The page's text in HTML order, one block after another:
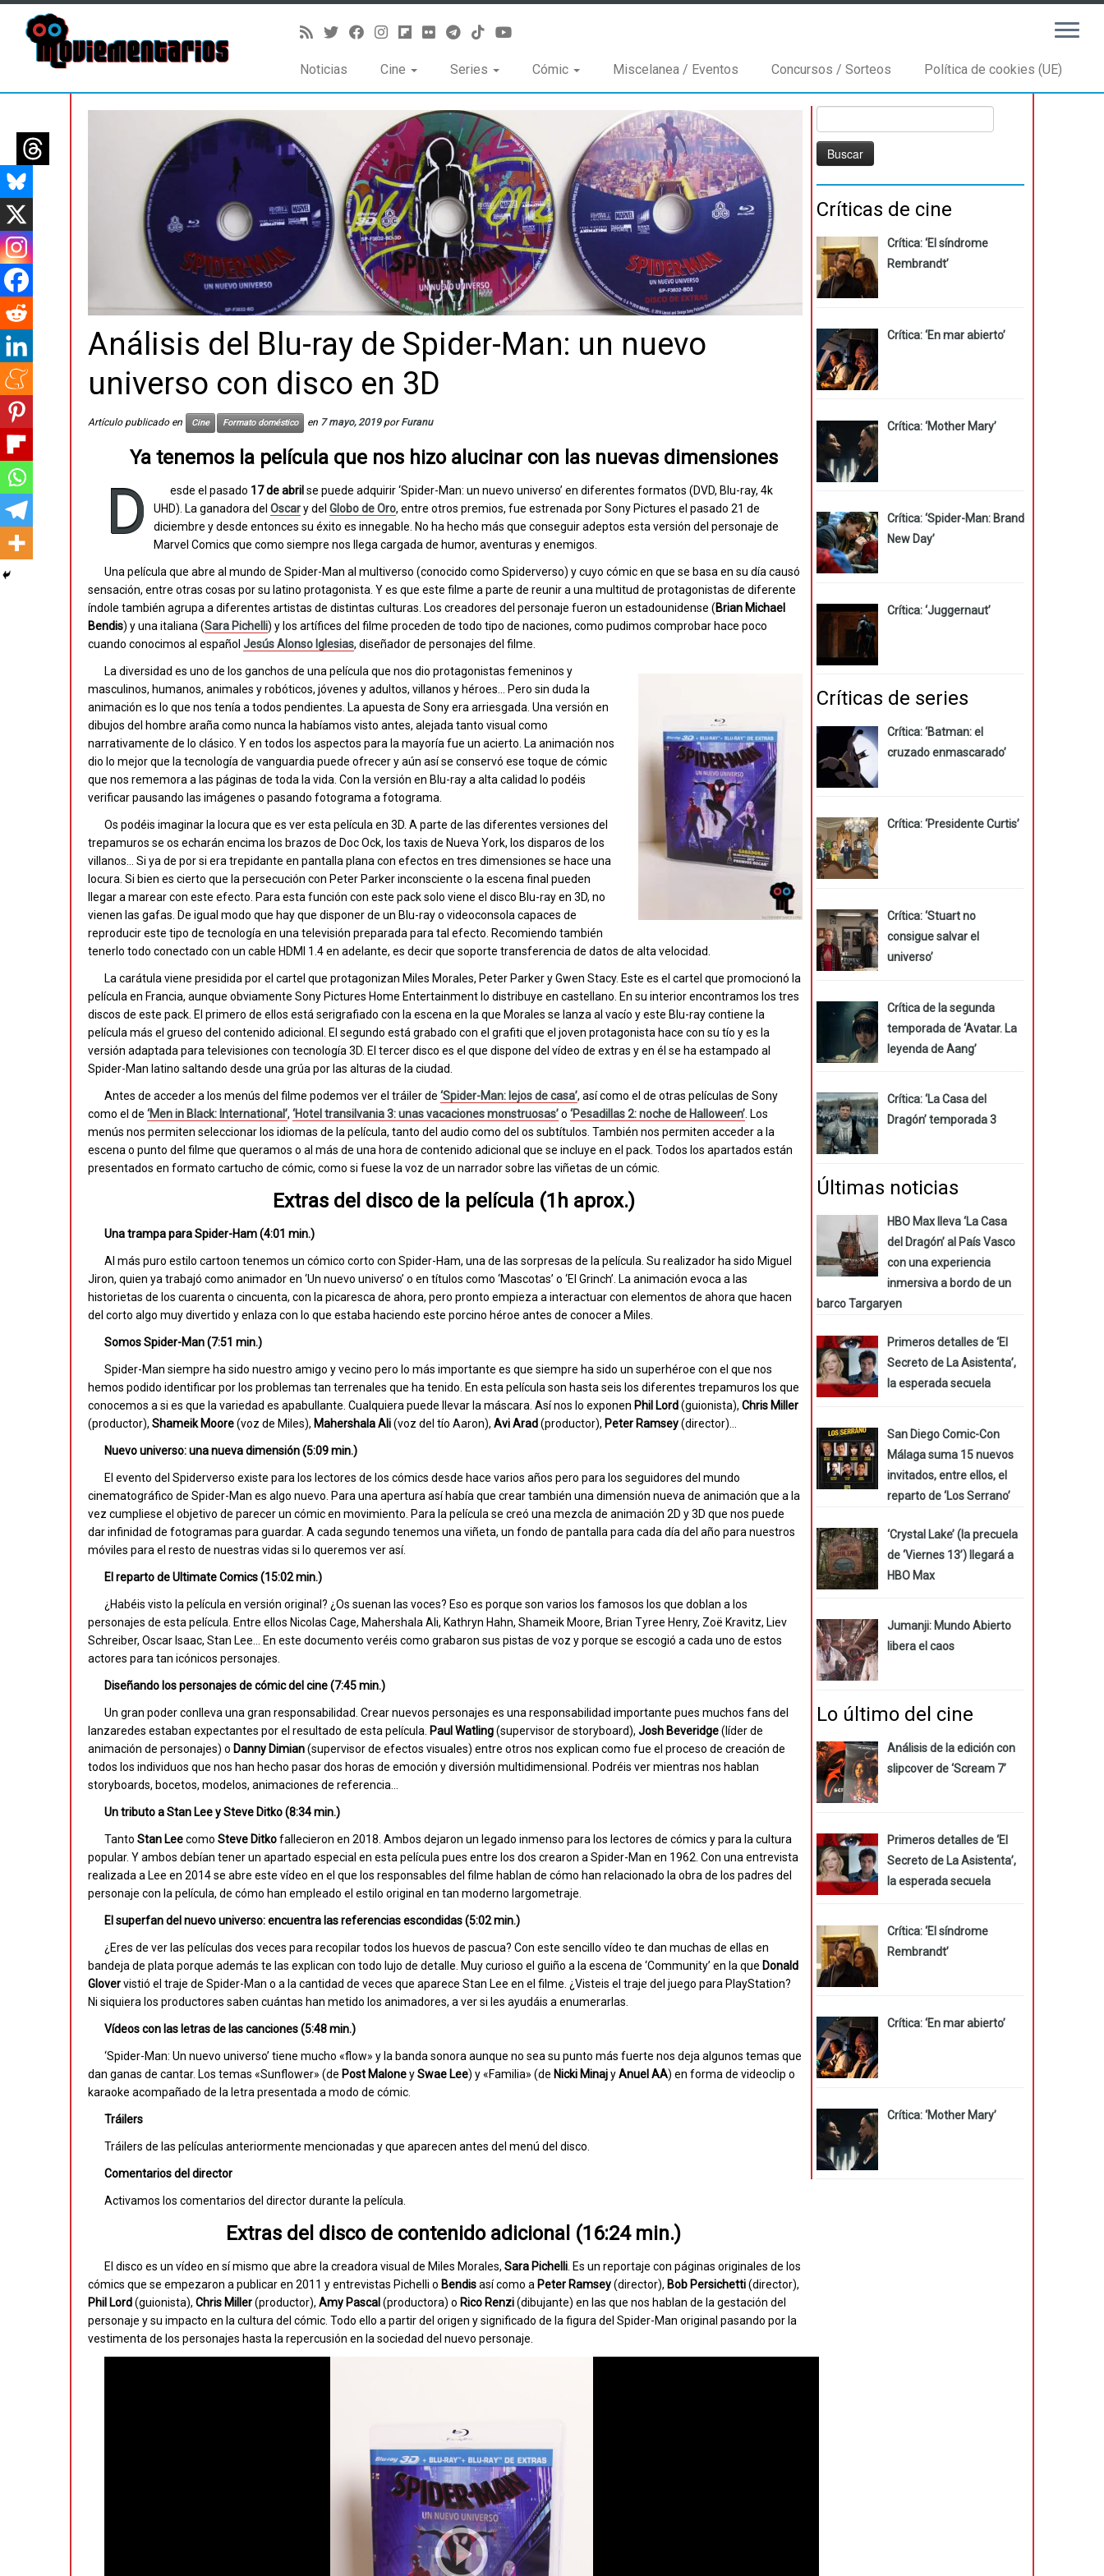
contenido
Noticias Cine Series Cómic Miscelanea / Eventos Concursos / Sorteos Política de cookies (UE)
Análisis del Blu-ray de Spider-Man: un nuevo
universo con disco en 3D
Artículo publicado en Cine Formato doméstico en 7 mayo, 2019 porFuranu
Ya tenemos la película que nos hizo alucinar con las nuevas dimensiones
D esde el pasado 17 de abril se puede adquirir ‘Spider-Man: un nuevo universo’ en diferentes formatos (DVD, Blu-ray, 4k
UHD). La ganadora del Oscary del Globo de Oro, entre otros premios, fue estrenada por Sony Pictures el pasado 21 de
diciembre y desde entonces su éxito es innegable. No ha hecho más que conseguir adeptos esta versión del personaje de
Marvel Comics que como siempre nos llega cargada de humor, aventuras y enemigos.
Una película que abre al mundo de Spider-Man al multiverso (conocido como Spiderverso) y cuyo cómic en que se basa en su día causó
sensación, entre otras cosas por su latino protagonista. Y es que este filme a parte de reunir a una multitud de protagonistas de diferente
índole también agrupa a diferentes artistas de distintas culturas. Los creadores del personaje fueron un estadounidense (Brian Michael
Bendis) y una italiana (Sara Pichelli) y los artífices del filme proceden de todo tipo de naciones, como pudimos comprobar hace poco
cuando conocimos al español Jesús Alonso Iglesias, diseñador de personajes del filme.
La diversidad es uno de los ganchos de una película que nos dio protagonistas femeninos y
masculinos, humanos, animales y robóticos, jóvenes y adultos, villanos y héroes… Pero sin duda la
animación es lo que nos tenía a todos pendientes. La apuesta de Sony era arriesgada. Una versión en
dibujos del hombre araña como nunca la habíamos visto antes, alejada tanto visual como
narrativamente de lo clásico. Y en todos los aspectos para la mayoría fue un acierto. La animación nos
dio lo mejor que la tecnología de vanguardia puede ofrecer y aún así se conservó ese toque de cómic
que nos rememora a las páginas de toda la vida. Con la versión en Blu-ray a alta calidad lo podéis
verificar pausando las imágenes o pasando fotograma a fotograma.
Os podéis imaginar la locura que es ver esta película en 3D. A parte de las diferentes versiones del
trepamuros se os echarán encima los brazos de Doc Ock, los taxis de Nueva York, los disparos de los
villanos… Si ya de por si era trepidante en pantalla plana con efectos en tres dimensiones se hace una
locura. Si bien es cierto que la persecución con Peter Parker inconsciente o la escena final pueden
llegar a marear con este efecto. Para esta función con este pack solo viene el disco Blu-ray en 3D, no
vienen las gafas. De igual modo que hay que disponer de un Blu-ray o videoconsola capaces de
reproducir este tipo de tecnología en una televisión preparada para tal efecto. Recomiendo también
tenerlo todo conectado con un cable HDMI 1.4 en adelante, es decir que soporte transferencia de datos de alta velocidad.
La carátula viene presidida por el cartel que protagonizan Miles Morales, Peter Parker y Gwen Stacy. Este es el cartel que promocionó la
película en Francia, aunque obviamente Sony Pictures Home Entertainment lo distribuye en castellano. En su interior encontramos los tres
discos de este pack. El primero de ellos está serigrafiado con la escena en la que Morales se lanza al vacío y este Blu-ray contiene la
película más el grueso del contenido adicional. El segundo está grabado con el grafiti que el joven protagonista hace con su tío y es la
versión adaptada para televisiones con tecnología 3D. El tercer disco es el que dispone del vídeo de extras y en él se ha estampado al
Spider-Man latino saltando desde una grúa por las alturas de la ciudad.
Antes de acceder a los menús del filme podemos ver el tráiler de ‘Spider-Man: lejos de casa’, así como el de otras películas de Sony
como el de ‘Men in Black: International’, ‘Hotel transilvania 3: unas vacaciones monstruosas’o ‘Pesadillas 2: noche de Halloween’ . Los
menús nos permiten seleccionar los idiomas de la película, tanto del audio como del os subtítulos. También nos permiten acceder a la
escena o punto del filme que queramos o al más de una hora de contenido adicional que se incluye en el pack. Todos los apartados están
presentados en formato cartucho de cómic, como si fuese la voz de un narrador sobre las viñetas de un cómic.
Extras del disco de la película (1h aprox.)
Una trampa para Spider-Ham (4:01 min.)
Al más puro estilo cartoon tenemos un cómico corto con Spider-Ham, una de las sorpresas de la película. Su realizador ha sido Miguel
Jiron, quien ya trabajó como animador en ‘Un nuevo universo’ o en títulos como ‘Mascotas’ o ‘El Grinch’. La animación evoca a las
historietas de los cuarenta o cincuenta, con la picaresca de ahora, pero pronto empieza a interactuar con elementos de ahora que hacen
del corto algo muy divertido y enlaza con lo que estaba haciendo este porcino héroe antes de conocer a Miles.
Somos Spider-Man (7:51 min.)
Spider-Man siempre ha sido nuestro amigo y vecino pero lo más importante es que siempre ha sido un superhéroe con el que nos
hemos podido identificar por los problemas tan terrenales que ha tenido. En esta película son hasta seis los diferentes trepamuros los que
conocemos a si es que la variedad es apabullante. Cualquiera puede llevar la máscara. Así nos lo exponen Phil Lord(guionista), Chris Miller
(productor), Shameik Moore(voz de Miles), Mahershala Ali(voz del tío Aaron), Avi Arad(productor), Peter Ramsey(director)…
Nuevo universo: una nueva dimensión (5:09 min.)
El evento del Spiderverso existe para los lectores de los cómics desde hace varios años pero para los seguidores del mundo
cinematográfico de Spider-Man es algo nuevo. Para una apertura así había que crear también una dimensión nueva de animación que a la
vez cumpliese el objetivo de parecer un cómic en movimiento. Para la película se creó una mezcla de animación 2D y 3D que nos puede
dar infinidad de fotogramas para guardar. A cada segundo tenemos una viñeta, un fondo de pantalla para cada día del año para nuestros
móviles para el resto de nuestras vidas si lo queremos ver así.
El reparto de Ultimate Comics (15:02 min.)
¿Habéis visto la película en versión original? ¿Os suenan las voces? Eso es porque son varios los famosos los que doblan a los
personajes de esta película. Entre ellos Nicolas Cage, Mahershala Ali, Kathryn Hahn, Shameik Moore, Brian Tyree Henry, Zoë Kravitz, Liev
Schreiber, Oscar Isaac, Stan Lee… En este documento veréis como grabaron sus pistas de voz y porque se escogió a cada uno de estos
actores para tan icónicos personajes.
Diseñando los personajes de cómic del cine (7:45 min.)
Un gran poder conlleva una gran responsabilidad. Crear nuevos personajes es una responsabilidad importante pues muchos fans del
lanzaredes estaban expectantes por el resultado de esta película. Paul Watling(supervisor de storyboard), Josh Beveridge(líder de
animación de personajes) o Danny Dimian(supervisor de efectos visuales) entre otros nos explican como fue el proceso de creación de
todos los individuos que nos han hecho pasar dos horas de emoción y diversión multidimensional. Podréis ver mientras nos hablan
storyboards, bocetos, modelos, animaciones de referencia…
Un tributo a Stan Lee y Steve Ditko (8:34 min.)
Tanto Stan Leecomo Steve Ditkofallecieron en 2018. Ambos dejaron un legado inmenso para los lectores de cómics y para la cultura
popular. Y ambos debían tener un apartado especial en esta película pues entre los dos crearon a Spider-Man en 1962. Con una entrevista
realizada a Lee en 2014 se abre este vídeo en el que los responsables del filme hablan de cómo han relacionado la obra de los padres del
personaje con la película, de cómo han empleado el estilo original en tan moderno largometraje.
El superfan del nuevo universo: encuentra las referencias escondidas (5:02 min.)
¿Eres de ver las películas dos veces para recopilar todos los huevos de pascua? Con este sencillo vídeo te dan muchas de ellas en
bandeja de plata porque además te las explican con todo lujo de detalle. Muy curioso el guiño a la escena de ‘Community’ en la que Donald
Glovervistió el traje de Spider-Man o a la cantidad de veces que aparece Stan Lee en el filme. ¿Visteis el traje del juego para PlayStation?
Ni siquiera los productores saben cuántas han metido los animadores, a ver si les ayudáis a enumerarlas.
Vídeos con las letras de las canciones (5:48 min.)
‘Spider-Man: Un nuevo universo’ tiene mucho «flow» y la banda sonora aunque no sea su punto más fuerte nos deja algunos temas que
dan ganas de cantar. Los temas «Sunflower» (de Post MaloneySwae Lee) y «Familia» (de Nicki MinajyAnuel AA) en forma de videoclip o
karaoke acompañado de la letra presentada a modo de cómic.
Tráilers
Tráilers de las películas anteriormente mencionadas y que aparecen antes del menú del disco.
Comentarios del director
Activamos los comentarios del director durante la película.
Extras del disco de contenido adicional (16:24 min.)
El disco es un vídeo en sí mismo que abre la creadora visual de Miles Morales, Sara Pichelli . Es un reportaje con páginas originales de los
cómics que se empezaron a publicar en 2011 y entrevistas Pichelli o Bendisasí como a Peter Ramsey(director), Bob Persichetti(director),
Phil Lord(guionista), Chris Miller(productor), Amy Pascal (productora) o Rico Renzi(dibujante) en las que nos hablan de la gestación del
personaje y su impacto en la cultura del cómic. Todo ello a partir del origen y significado de la figura del Spider-Man original pasando por la
vestimenta de los personajes hasta la repercusión en la sociedad del nuevo personaje.
Críticas de cine
Crítica: ‘El síndrome
Rembrandt’
Crítica: ‘En mar abierto’
Crítica: ‘Mother Mary’
Crítica: ‘Spider-Man: Brand
New Day’
Crítica: ‘Juggernaut’
Críticas de series
Crítica: ‘Batman: el
cruzado enmascarado’
Crítica: ‘Presidente Curtis’
Crítica: ‘Stuart no
consigue salvar el
universo’
Crítica de la segunda
temporada de ‘Avatar. La
leyenda de Aang’
Crítica: ‘La Casa del
Dragón’ temporada 3
Últimas noticias
HBO Max lleva ‘La Casa
del Dragón’ al País Vasco
con una experiencia
inmersiva a bordo de un
barco Targaryen
Primeros detalles de ‘El
Secreto de La Asistenta’,
la esperada secuela
San Diego Comic-Con
Málaga suma 15 nuevos
invitados, entre ellos, el
reparto de ‘Los Serrano’
‘Crystal Lake’ (la precuela
de ‘Viernes 13’) llegará a
HBO Max
Jumanji: Mundo Abierto
libera el caos
Lo último del cine
Análisis de la edición con
slipcover de ‘Scream 7’
Primeros detalles de ‘El
Secreto de La Asistenta’,
la esperada secuela
Crítica: ‘El síndrome
Rembrandt’
Crítica: ‘En mar abierto’
Crítica: ‘Mother Mary’